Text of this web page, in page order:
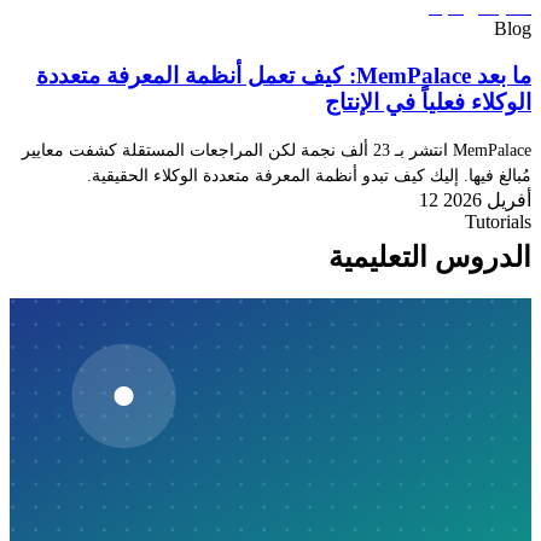
Blog
ما بعد MemPalace: كيف تعمل أنظمة المعرفة متعددة
الوكلاء فعلياً في الإنتاج
MemPalace انتشر بـ 23 ألف نجمة لكن المراجعات المستقلة كشفت معايير
مُبالغ فيها. إليك كيف تبدو أنظمة المعرفة متعددة الوكلاء الحقيقية.
12 أفريل 2026
Tutorials
الدروس التعليمية